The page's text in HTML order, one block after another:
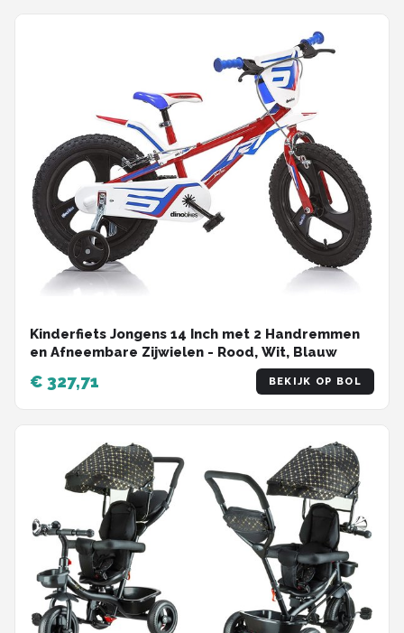
Kinderfiets Jongens 14 Inch met 2 Handremmen
en Afneembare Zijwielen - Rood, Wit, Blauw
€ 327,71 BEKIJK OP BOL